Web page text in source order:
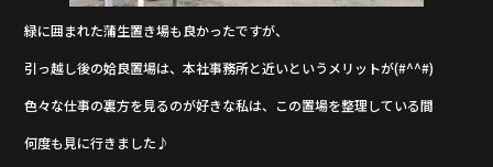
緑に囲まれた蒲生置き場も良かったですが、
引っ越し後の姶良置場は、本社事務所と近いというメリットが(#^^#)
色々な仕事の裏方を見るのが好きな私は、この置場を整理している間
何度も見に行きました♪